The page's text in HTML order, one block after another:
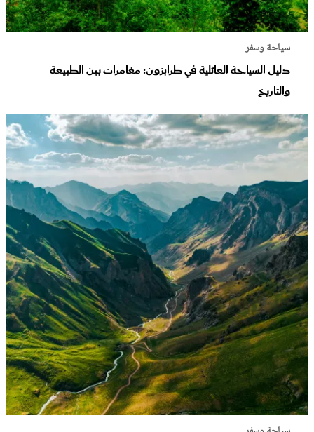
سياحة وسفر
دليل السياحة العائلية في طرابزون: مغامرات بين الطبيعة
والتاريخ